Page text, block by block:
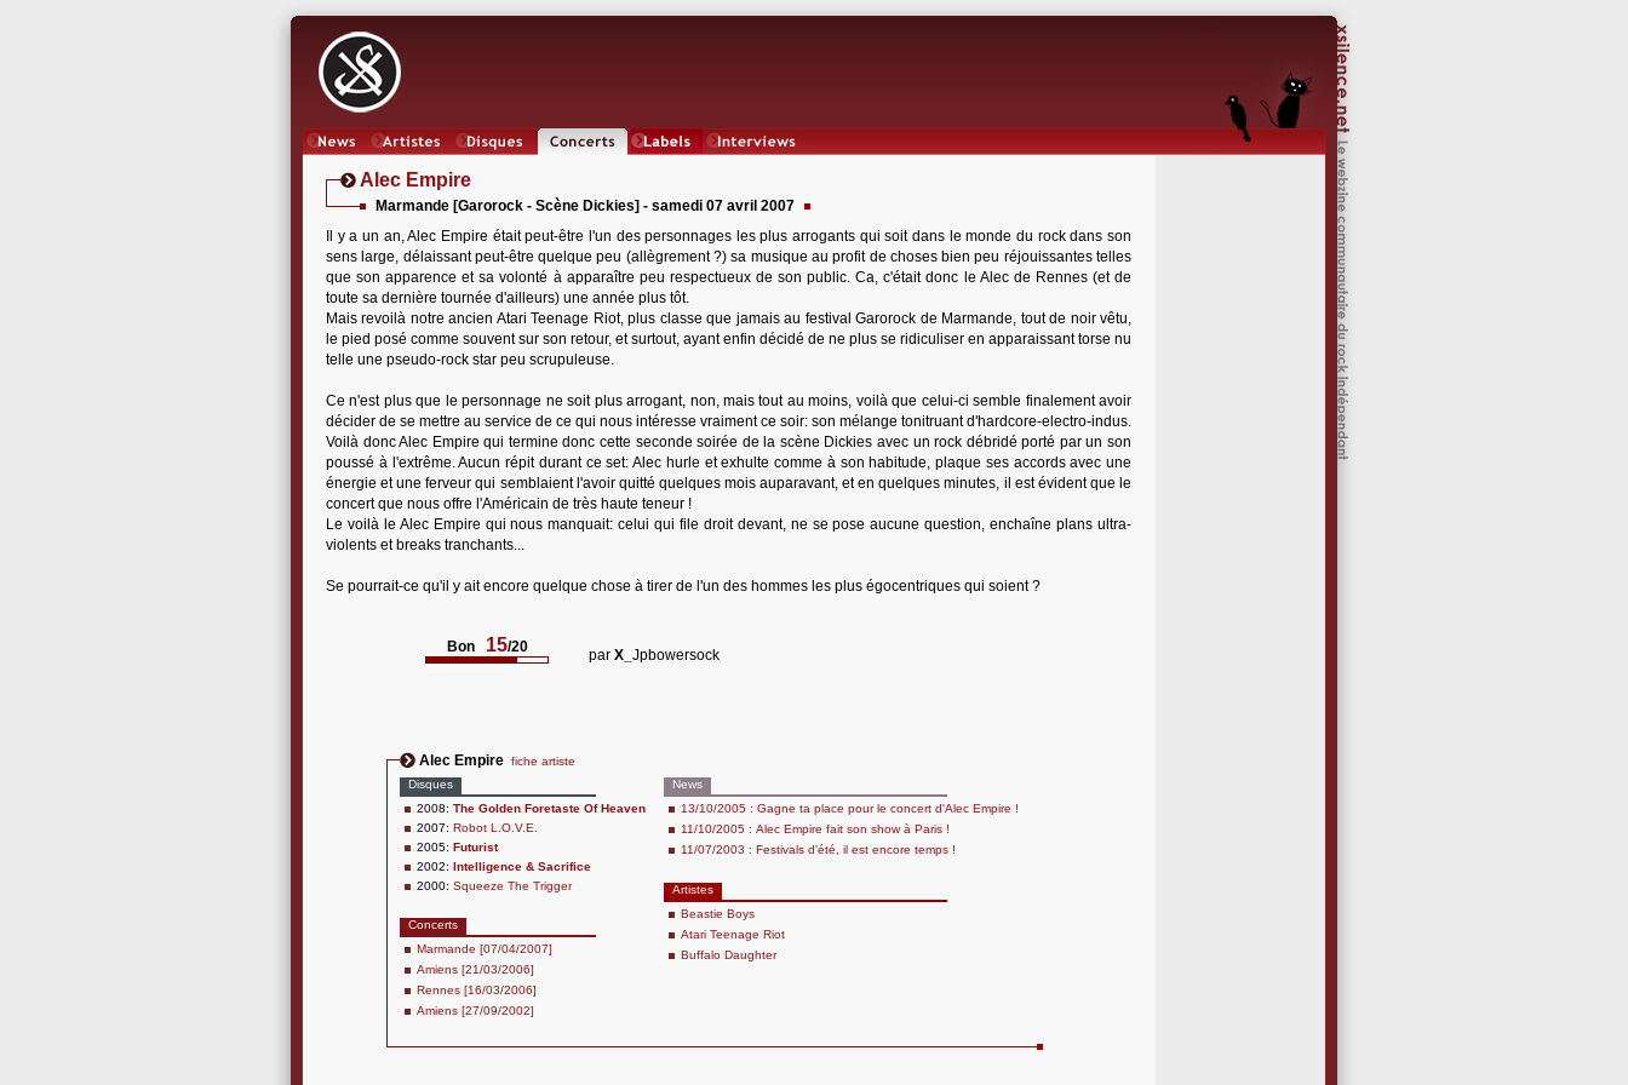
Alec Empire
Marmande [Garorock - Scène Dickies] - samedi 07 avril 2007
Il y a un an, Alec Empire était peut-être l'un des personnages les plus arrogants qui soit dans le monde du rock dans son
sens large, délaissant peut-être quelque peu (allègrement ?) sa musique au profit de choses bien peu réjouissantes telles
que son apparence et sa volonté à apparaître peu respectueux de son public. Ca, c'était donc le Alec de Rennes (et de
toute sa dernière tournée d'ailleurs) une année plus tôt.
Mais revoilà notre ancien Atari Teenage Riot, plus classe que jamais au festival Garorock de Marmande, tout de noir vêtu,
le pied posé comme souvent sur son retour, et surtout, ayant enfin décidé de ne plus se ridiculiser en apparaissant torse nu
telle une pseudo-rock star peu scrupuleuse.
Ce n'est plus que le personnage ne soit plus arrogant, non, mais tout au moins, voilà que celui-ci semble finalement avoir
décider de se mettre au service de ce qui nous intéresse vraiment ce soir: son mélange tonitruant d'hardcore-electro-indus.
Voilà donc Alec Empire qui termine donc cette seconde soirée de la scène Dickies avec un rock débridé porté par un son
poussé à l'extrême. Aucun répit durant ce set: Alec hurle et exhulte comme à son habitude, plaque ses accords avec une
énergie et une ferveur qui semblaient l'avoir quitté quelques mois auparavant, et en quelques minutes, il est évident que le
concert que nous offre l'Américain de très haute teneur !
Le voilà le Alec Empire qui nous manquait: celui qui file droit devant, ne se pose aucune question, enchaîne plans ultra-
violents et breaks tranchants...
Se pourrait-ce qu'il y ait encore quelque chose à tirer de l'un des hommes les plus égocentriques qui soient ?
Bon 15/20 par X_ Jpbowersock
Alec Empire fiche artiste
Disques
2008: The Golden Foretaste Of Heaven
2007: Robot L.O.V.E.
2005: Futurist
2002: Intelligence & Sacrifice
2000: Squeeze The Trigger
Concerts
Marmande [07/04/2007]
Amiens [21/03/2006]
Rennes [16/03/2006]
Amiens [27/09/2002]
News
13/10/2005 : Gagne ta place pour le concert d'Alec Empire !
11/10/2005 : Alec Empire fait son show à Paris !
11/07/2003 : Festivals d'été, il est encore temps !
Artistes
Beastie Boys
Atari Teenage Riot
Buffalo Daughter